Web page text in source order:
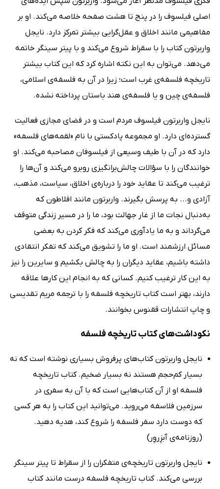
اصلی فیلسوف را در پنج تا هشت صفحه خلاصه می‌کند. او بر
مفاهیمی مانند اخلاق و عقل‌گرایی بیشتر تمرکز دارد. نایجل
واربرتون کتاب را با سقراط شروع می‌کند و با پیتر سینگر خاتمه
می‌دهد. می‌توان به این نکته اشاره کرد که این کتاب بیشتر
تاریخچه فلسفه‌‌ی غرب است؛ زیرا در آن به فلسفه‌ی اسلامی،‌
فلسفه‌ی چین و یا فلسفه‌ی هند باستان پرداخته نشده.
نایجل واربرتون فیلسوف مردم است و در فضای مجازی فعالیت
گسترده‌ای دارد. او مجموعه پادکستی با نام «لقمه‌های فلسفه»
دارد که در آن با طیف وسیعی از فیلسوفان مصاحبه می‌کند. او
خوانندگان را با سؤالات چالش‌برانگیزی روبرو می‌کند و آن‌ها را
ترغیب می‌کند تا عقاید خود را درباره‌ی اخلاق، سیاست، مذهب،
آزادی و... به پرسش بگیرند. واربرتون مانند افلاطون که
به‌دنبال نجات ما از غار جهالت بود، ما را در مسیر زندگی متوقف
می‌گرداند و به ما یادآوری می‌کند که فکر کردن به بعضی
مسائل ارزشمند است. او ما را تشویق می‌کند که تفکر انتقادی
داشته باشیم، عقاید دیگران را به چالش بکشیم و سایرین را نیز
به این کار ترغیب کنیم. کسانی که به انجام این کارها علاقه
دارند، بهتر است کتاب تاریخچه فلسفه را با ترجمه مریم تقدیسی
و چاپ انتشارات ققنوس بخوانند.
نکوداشت‌های کتاب تاریخچه فلسفه
نایجل واربرتون کتاب‌های پرفروش بسیاری نوشته است که نه
بسیار کم‌حجم هستند نه بسیار ضخیم. کتاب تاریخچه
فلسفه او از آن‌ کتاب‌هایی است که با آن به سفری در
سرزمین فلاسفه می‌روید. می‌توانید این کتاب را به هر کسی
که دوست دارد سفر فلسفه را شروع کند، هدیه دهید.
(روزنامه‌ی آبزِروِر)
نایجل واربرتون تاریخچه‌ی متفکران را از سقراط تا پیتر سینگر
بررسی می‌کند. کتاب تاریخچه فلسفه درست مانند کتاب